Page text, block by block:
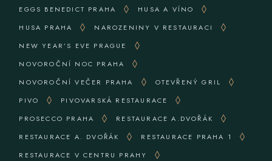
EGGS BENEDICT PRAHA
HUSA A VÍNO
HUSA PRAHA
NAROZENINY V RESTAURACI
NEW YEAR’S EVE PRAGUE
NOVOROČNÍ NOC PRAHA
NOVOROČNÍ VEČER PRAHA
OTEVŘENÝ GRIL
PIVO
PIVOVARSKÁ RESTAURACE
PROSECCO PRAHA
RESTAURACE A.DVOŘÁK
RESTAURACE A. DVOŘÁK
RESTAURACE PRAHA 1
RESTAURACE V CENTRU PRAHY